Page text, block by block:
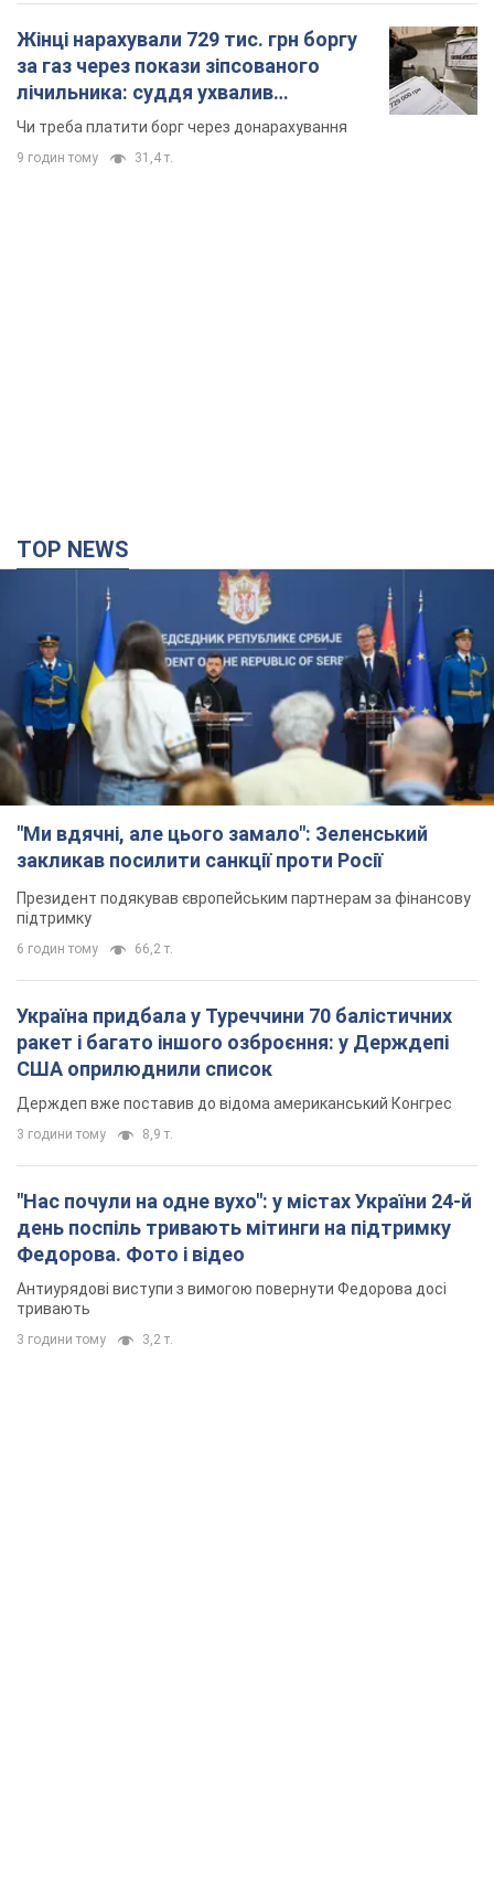
Жінці нарахували 729 тис. грн боргу
за газ через покази зіпсованого
лічильника: суддя ухвалив
неочікуване рішення
Чи треба платити борг через донарахування
9 годин тому 31,4 т.
TOP NEWS
"Ми вдячні, але цього замало": Зеленський
закликав посилити санкції проти Росії
Президент подякував європейським партнерам за фінансову
підтримку
6 годин тому 66,2 т.
Україна придбала у Туреччини 70 балістичних
ракет і багато іншого озброєння: у Держдепі
США оприлюднили список
Держдеп вже поставив до відома американський Конгрес
3 години тому 8,9 т.
"Нас почули на одне вухо": у містах України 24-й
день поспіль тривають мітинги на підтримку
Федорова. Фото і відео
Антиурядові виступи з вимогою повернути Федорова досі
тривають
3 години тому 3,2 т.